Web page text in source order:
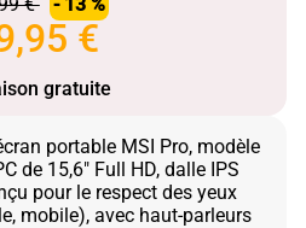
€ - 13 %
€
gratuite
portable MSI Pro, modèle
de 15,6" Full HD, dalle IPS
pour le respect des yeux
mobile), avec haut-parleurs